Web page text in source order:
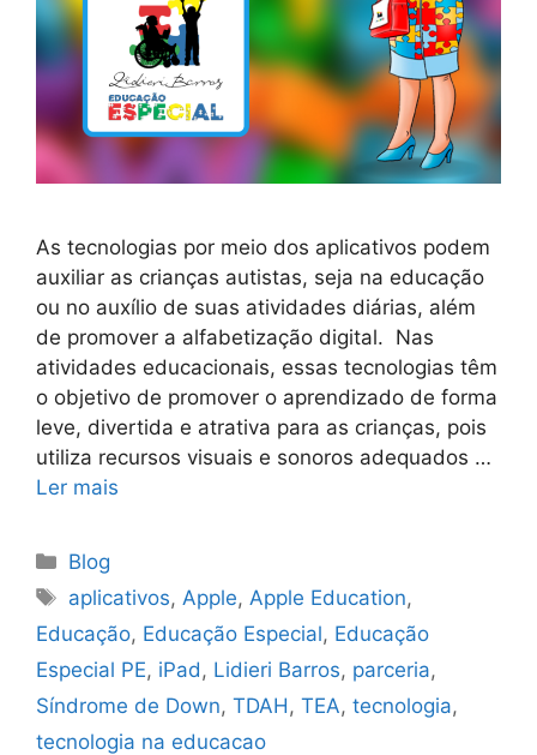
As tecnologias por meio dos aplicativos podem
auxiliar as crianças autistas, seja na educação
ou no auxílio de suas atividades diárias, além
de promover a alfabetização digital. Nas
atividades educacionais, essas tecnologias têm
o objetivo de promover o aprendizado de forma
leve, divertida e atrativa para as crianças, pois
utiliza recursos visuais e sonoros adequados …
Ler mais
Blog
aplicativos, Apple, Apple Education,
Educação, Educação Especial, Educação
Especial PE, iPad , Lidieri Barros, parceria,
Síndrome de Down, TDAH , TEA, tecnologia,
tecnologia na educacao